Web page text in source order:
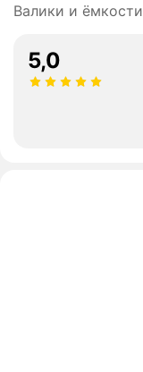
Валики и ёмкости
5,0